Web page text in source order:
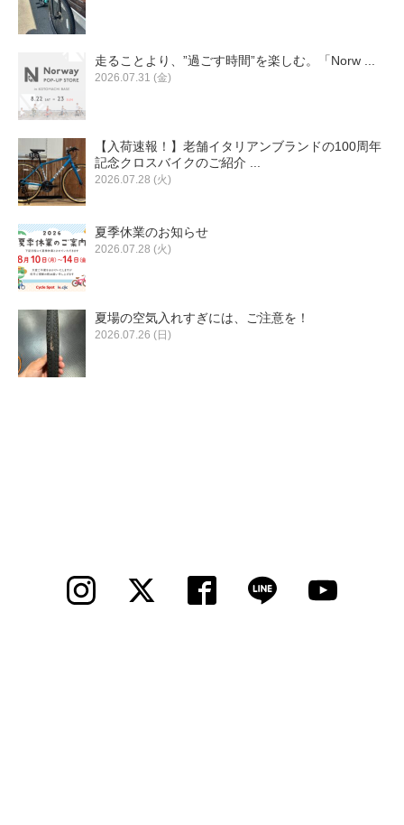
走ることより、”過ごす時間”を楽しむ。「Norw ...
2026.07.31 (金)
【入荷速報！】老舗イタリアンブランドの100周年
記念クロスバイクのご紹介 ...
2026.07.28 (火)
夏季休業のお知らせ
2026.07.28 (火)
夏場の空気入れすぎには、ご注意を！
2026.07.26 (日)